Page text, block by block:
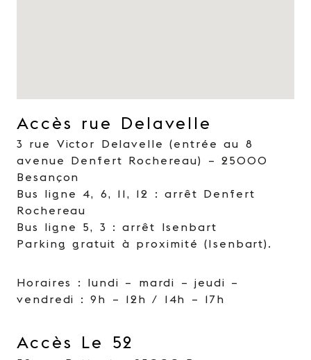
Accès rue Delavelle
3 rue Victor Delavelle (entrée au 8
avenue Denfert Rochereau) – 25000
Besançon
Bus ligne 4, 6, 11, 12 : arrêt Denfert
Rochereau
Bus ligne 5, 3 : arrêt Isenbart
Parking gratuit à proximité (Isenbart).
Horaires : lundi – mardi – jeudi –
vendredi : 9h – 12h / 14h – 17h
Accès Le 52